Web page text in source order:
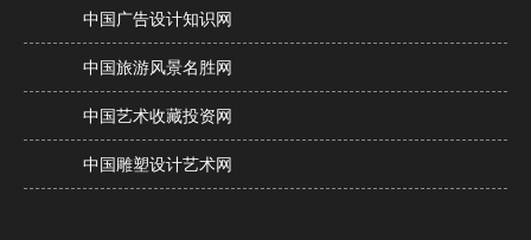
中国广告设计知识网
中国旅游风景名胜网
中国艺术收藏投资网
中国雕塑设计艺术网